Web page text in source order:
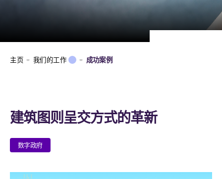
主页 我们的工作 成功案例
建筑图则呈交方式的革新
数字政府